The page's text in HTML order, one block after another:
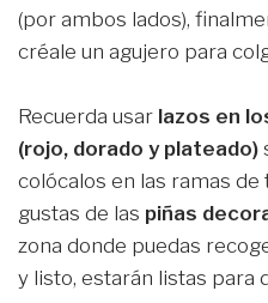
(por ambos lados),
créale un agujero para
Recuerda usar lazos en
(rojo, dorado y plateado)
colócalos en las ramas de
gustas de las piñas
zona donde puedas
y listo, estarán listas para